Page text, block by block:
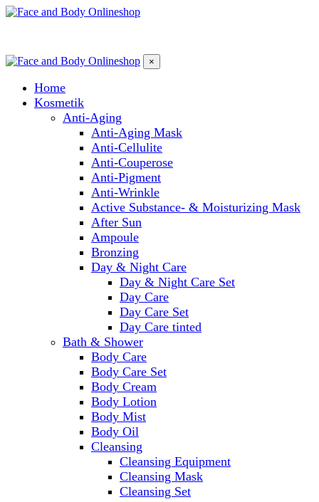
×
Home
Kosmetik
Anti-Aging
Anti-Aging Mask
Anti-Cellulite
Anti-Couperose
Anti-Pigment
Anti-Wrinkle
Active Substance- & Moisturizing Mask
After Sun
Ampoule
Bronzing
Day & Night Care
Day & Night Care Set
Day Care
Day Care Set
Day Care tinted
Bath & Shower
Body Care
Body Care Set
Body Cream
Body Lotion
Body Mist
Body Oil
Cleansing
Cleansing Equipment
Cleansing Mask
Cleansing Set